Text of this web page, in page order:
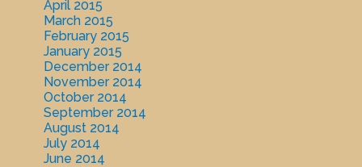
April 2015
March 2015
February 2015
January 2015
December 2014
November 2014
October 2014
September 2014
August 2014
July 2014
June 2014